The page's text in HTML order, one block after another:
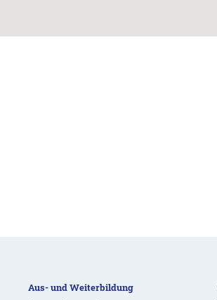
Aus- und Weiterbildung